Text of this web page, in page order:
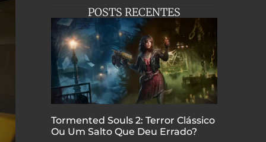
POSTS RECENTES
Tormented Souls 2: Terror Clássico
Ou Um Salto Que Deu Errado?